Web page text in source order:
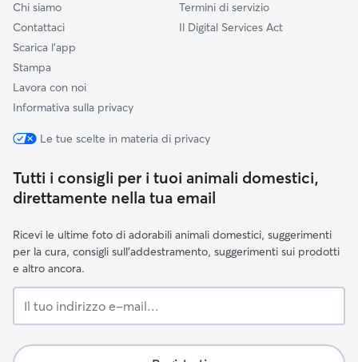
Chi siamo
Contattaci
Scarica l'app
Stampa
Lavora con noi
Informativa sulla privacy
Termini di servizio
Il Digital Services Act
Le tue scelte in materia di privacy
Tutti i consigli per i tuoi animali domestici,
direttamente nella tua email
Ricevi le ultime foto di adorabili animali domestici, suggerimenti
per la cura, consigli sull'addestramento, suggerimenti sui prodotti
e altro ancora.
tuo
e-